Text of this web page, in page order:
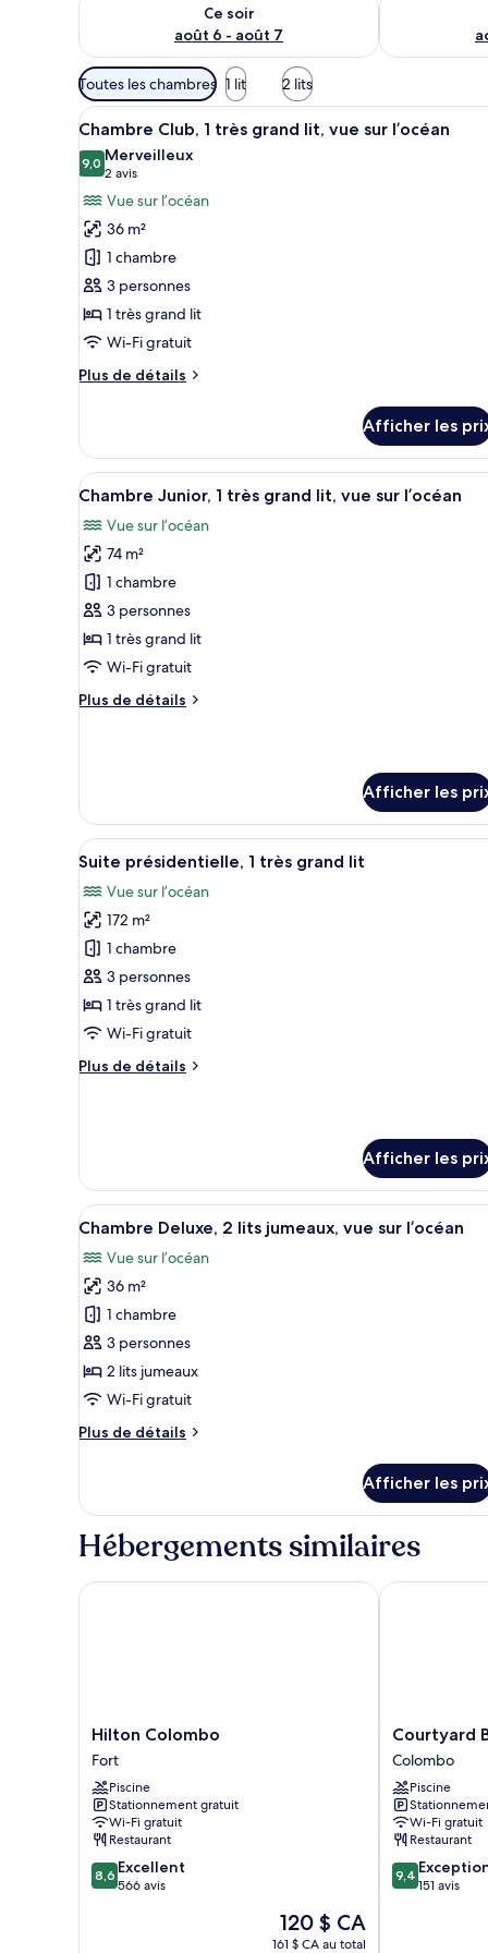
Ce soir
août 6 - août 7
Filtres
disponibles
pour
les
chambres
Toutes les chambres 1 lit 2 lits
Afficher
toutes
les
photos
pour
ce
type
de
chambre :
Chambre
Club,
grand
lit,
vue
sur
l’océan
Une chambre d’hôtel avec
12
Chambre Club, 1 très grand lit, vue sur l’océan
9,09,0 sur 10
Merveilleux
2 avis
(2 avis)
Vue sur l’océan
36 m²
1 chambre
3 personnes
1 très grand lit
Wi-Fi gratuit
Plus de détails
Plus
Chambre
Club,
1
grand
lit,
vue
sur
l’océan
Afficher les
Afficher
toutes
les
photos
pour
ce
type
de
chambre :
Chambre
grand
lit,
vue
sur
l’océan
Une chambre d’hôtel
5
Chambre Junior, 1 très grand lit, vue sur l’océan
Vue sur l’océan
74 m²
1 chambre
3 personnes
1 très grand lit
Wi-Fi gratuit
Plus de détails
Plus
1
très
grand
vue
sur
l’océan
Afficher les
Afficher
toutes
les
photos
pour
ce
type
de
chambre :
Suite
grand
lit
Une chambre d’hôtel
8
Suite présidentielle, 1 très grand lit
Vue sur l’océan
172 m²
1 chambre
3 personnes
1 très grand lit
Wi-Fi gratuit
Plus de détails
Plus
1
très
grand
Afficher les
Afficher
toutes
les
photos
pour
ce
type
de
chambre :
Chambre
lits
jumeaux,
sur
Une chambre d’hôtel avec
5
Chambre Deluxe, 2 lits jumeaux, vue sur l’océan
Vue sur l’océan
36 m²
1 chambre
3 personnes
2 lits jumeaux
Wi-Fi gratuit
Plus de détails
Plus
Chambre
Deluxe,
2
jumeaux,
Afficher les
Hébergements similaires
Hilton
Colombo
Fort
Hilton Colombo
Fort
Piscine
Stationnement gratuit
Wi-Fi gratuit
Restaurant
8.6
sur
8,6 Excellent
566 avis
Le
prix
120 $ CA
161 $ CA au total
Hilton Colombo
Courtyard
By
Marriott
Colombo
Colombo
Courtyard
Colombo
Piscine
Wi-Fi gratuit
Restaurant
9.4
sur
9,4
151 avis
Courtyard